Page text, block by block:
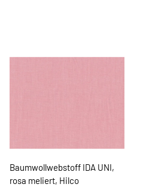
Baumwollwebstoff IDA UNI,
rosa meliert, Hilco